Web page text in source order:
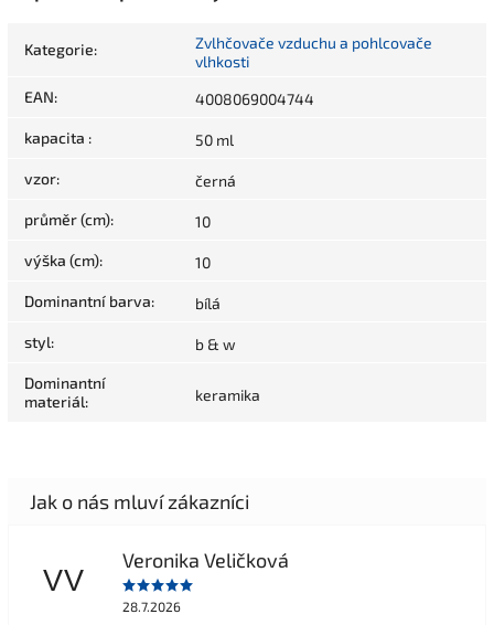
Kategorie:
Zvlhčovače vzduchu a pohlcovače
vlhkosti
EAN: 4008069004744
kapacita : 50 ml
vzor: černá
průměr (cm): 10
výška (cm): 10
Dominantní barva: bílá
styl: b & w
Dominantní
materiál: keramika
VV
Veronika Veličková
28.7.2026